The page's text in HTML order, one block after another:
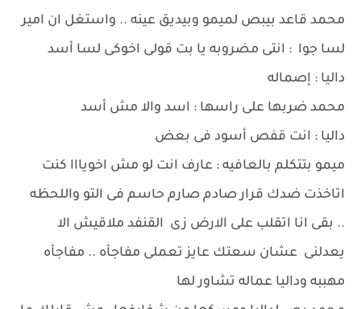
محمد قاعد بيبص لميمو وبيديق عينه .. واستغل ان امير
لسا جوا : انتى مضروبه يا بت قولى اخوكى لسا أسد
داليا : إصماله
محمد ضربها على راسها : اسد والا مش أسد
داليا : انت قفص أسود فى بعض
ميمو بتتكلم بالعافيه : عارف انت لو مش اخويااا كنت
اتاخذت ضدك قرار صادم صارم حاسم فى التو واللحظه
.. بقى انا اتقلب على الارض زى القنفد ملاقيش الا
يعدلنى عشان سعتك عايز تعملى مفاجأه .. مفاجأه
مهببه وداليا عماله تشاور لها